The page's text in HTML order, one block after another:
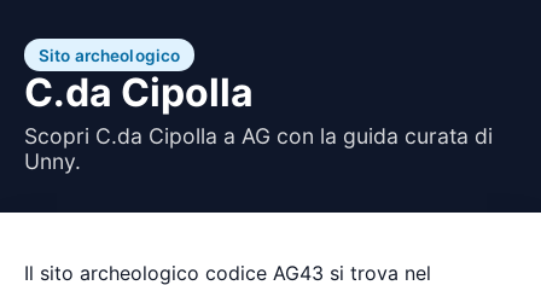
Sito archeologico
C.da Cipolla
Scopri C.da Cipolla a AG con la guida curata di
Unny.
Il sito archeologico codice AG43 si trova nel